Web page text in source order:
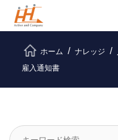
ホーム ナレッジ
雇入通知書